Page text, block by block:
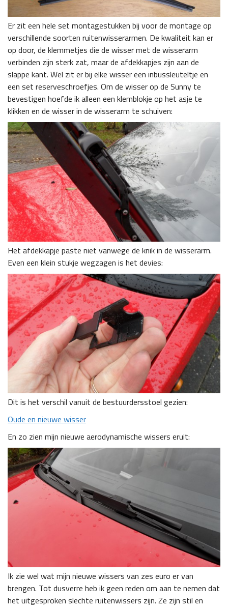
Er zit een hele set montagestukken bij voor de montage op
verschillende soorten ruitenwisserarmen. De kwaliteit kan er
op door, de klemmetjes die de wisser met de wisserarm
verbinden zijn sterk zat, maar de afdekkapjes zijn aan de
slappe kant. Wel zit er bij elke wisser een inbussleuteltje en
een set reserveschroefjes. Om de wisser op de Sunny te
bevestigen hoefde ik alleen een klemblokje op het asje te
klikken en de wisser in de wisserarm te schuiven:
Het afdekkapje paste niet vanwege de knik in de wisserarm.
Even een klein stukje wegzagen is het devies:
Dit is het verschil vanuit de bestuurdersstoel gezien:
Oude en nieuwe wisser
En zo zien mijn nieuwe aerodynamische wissers eruit:
Ik zie wel wat mijn nieuwe wissers van zes euro er van
brengen. Tot dusverre heb ik geen reden om aan te nemen dat
het uitgesproken slechte ruitenwissers zijn. Ze zijn stil en